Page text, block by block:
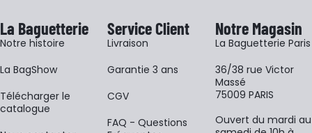
La Baguetterie
Notre histoire
La BagShow
​Télécharger le
catalogue
Service Client
Livraison
Garantie 3 ans
CGV
FAQ - Questions
Notre Magasin
La Baguetterie Paris
36/38 rue Victor
Massé
75009 PARIS
Ouvert du mardi au